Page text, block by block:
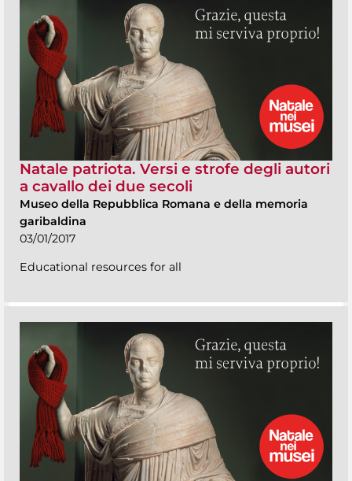
Natale patriota. Versi e strofe degli autori
a cavallo dei due secoli
Museo della Repubblica Romana e della memoria
garibaldina
03/01/2017
Educational resources for all